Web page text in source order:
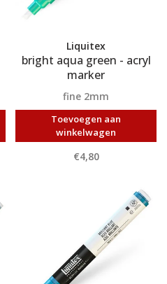
Liquitex
bright aqua green - acryl
marker
fine 2mm
Toevoegen aan
winkelwagen
€4,80